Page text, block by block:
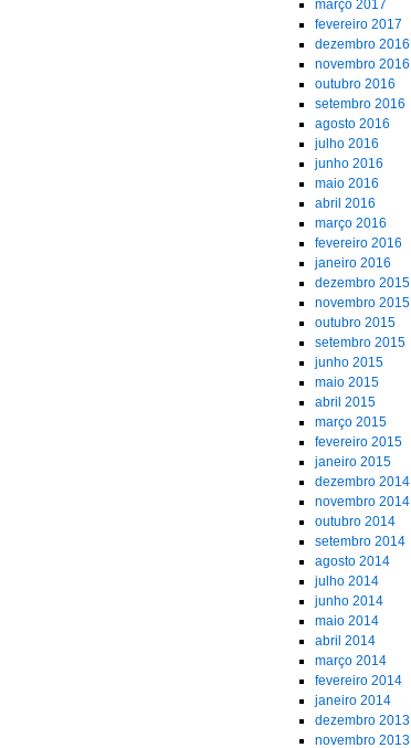
março 2017
fevereiro 2017
dezembro 2016
novembro 2016
outubro 2016
setembro 2016
agosto 2016
julho 2016
junho 2016
maio 2016
abril 2016
março 2016
fevereiro 2016
janeiro 2016
dezembro 2015
novembro 2015
outubro 2015
setembro 2015
junho 2015
maio 2015
abril 2015
março 2015
fevereiro 2015
janeiro 2015
dezembro 2014
novembro 2014
outubro 2014
setembro 2014
agosto 2014
julho 2014
junho 2014
maio 2014
abril 2014
março 2014
fevereiro 2014
janeiro 2014
dezembro 2013
novembro 2013